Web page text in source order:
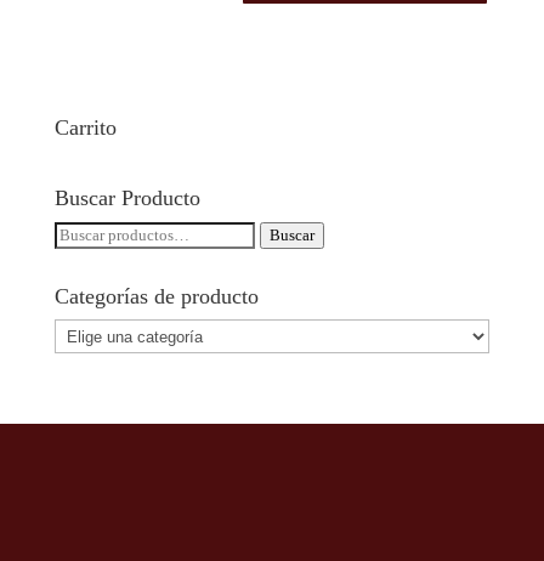
Carrito
Buscar Producto
Buscar
Buscar
Categorías de producto